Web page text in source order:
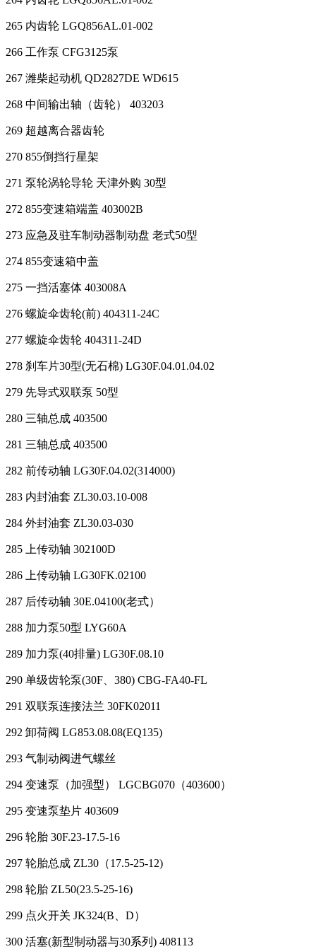
265 内齿轮 LGQ856AL.01-002
266 工作泵 CFG3125泵
267 潍柴起动机 QD2827DE WD615
268 中间输出轴（齿轮） 403203
269 超越离合器齿轮
270 855倒挡行星架
271 泵轮涡轮导轮 天津外购 30型
272 855变速箱端盖 403002B
273 应急及驻车制动器制动盘 老式50型
274 855变速箱中盖
275 一挡活塞体 403008A
276 螺旋伞齿轮(前) 404311-24C
277 螺旋伞齿轮 404311-24D
278 刹车片30型(无石棉) LG30F.04.01.04.02
279 先导式双联泵 50型
280 三轴总成 403500
281 三轴总成 403500
282 前传动轴 LG30F.04.02(314000)
283 内封油套 ZL30.03.10-008
284 外封油套 ZL30.03-030
285 上传动轴 302100D
286 上传动轴 LG30FK.02100
287 后传动轴 30E.04100(老式）
288 加力泵50型 LYG60A
289 加力泵(40排量) LG30F.08.10
290 单级齿轮泵(30F、380) CBG-FA40-FL
291 双联泵连接法兰 30FK02011
292 卸荷阀 LG853.08.08(EQ135)
293 气制动阀进气螺丝
294 变速泵（加强型） LGCBG070（403600）
295 变速泵垫片 403609
296 轮胎 30F.23-17.5-16
297 轮胎总成 ZL30（17.5-25-12)
298 轮胎 ZL50(23.5-25-16)
299 点火开关 JK324(B、D）
300 活塞(新型制动器与30系列) 408113